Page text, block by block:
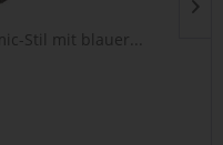
Stil mit blauer...